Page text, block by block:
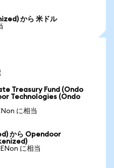
から 米ドル
Treasury Fund (Ondo
Technologies (Ondo
に相当
から Opendoor
に相当